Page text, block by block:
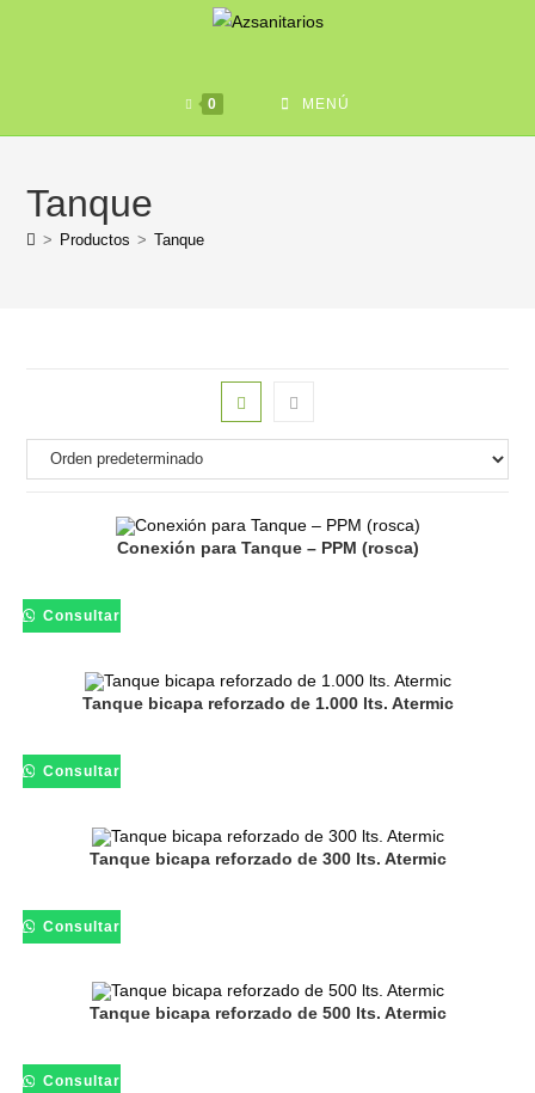
0 MENÚ
Tanque
> Productos > Tanque
Conexión para Tanque – PPM (rosca)
Consultar
Tanque bicapa reforzado de 1.000 lts. Atermic
Consultar
Tanque bicapa reforzado de 300 lts. Atermic
Consultar
Tanque bicapa reforzado de 500 lts. Atermic
Consultar